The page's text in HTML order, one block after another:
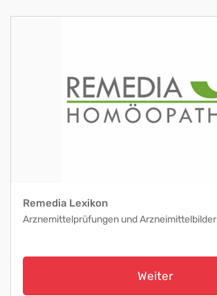
Remedia Lexikon
Arznemittelprüfungen und Arzneimittelbilder
Weiter